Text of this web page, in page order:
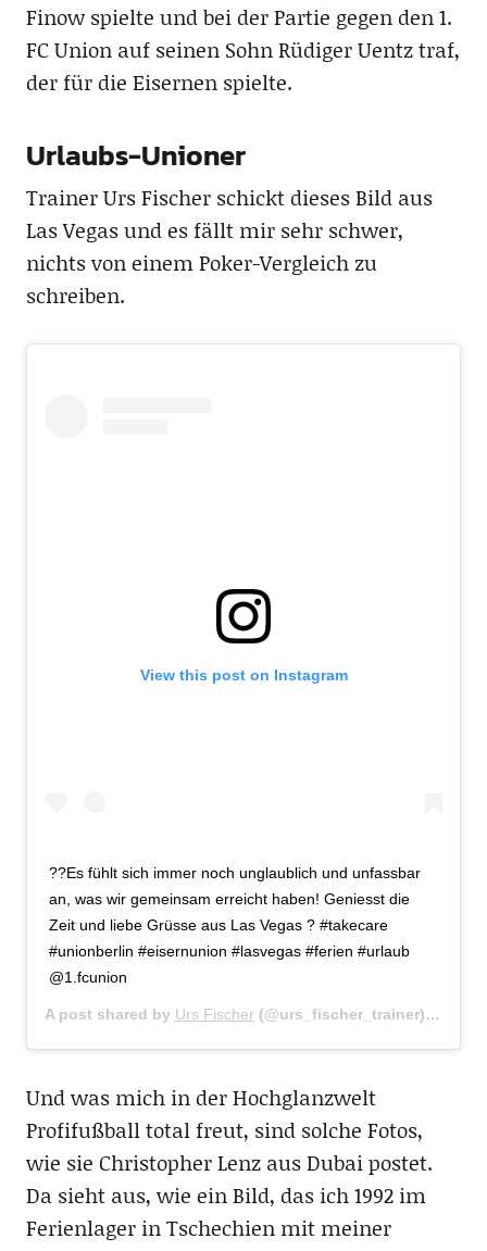
Finow spielte und bei der Partie gegen den 1.
FC Union auf seinen Sohn Rüdiger Uentz traf,
der für die Eisernen spielte.
Urlaubs-Unioner
Trainer Urs Fischer schickt dieses Bild aus
Las Vegas und es fällt mir sehr schwer,
nichts von einem Poker-Vergleich zu
schreiben.
View this post on Instagram
??Es fühlt sich immer noch unglaublich und unfassbar
an, was wir gemeinsam erreicht haben! Geniesst die
Zeit und liebe Grüsse aus Las Vegas ? #takecare
#unionberlin #eisernunion #lasvegas #ferien #urlaub
@1.fcunion
A post shared by Urs Fischer (@urs_fischer_trainer) on
Und was mich in der Hochglanzwelt
Profifußball total freut, sind solche Fotos,
wie sie Christopher Lenz aus Dubai postet.
Da sieht aus, wie ein Bild, das ich 1992 im
Ferienlager in Tschechien mit meiner